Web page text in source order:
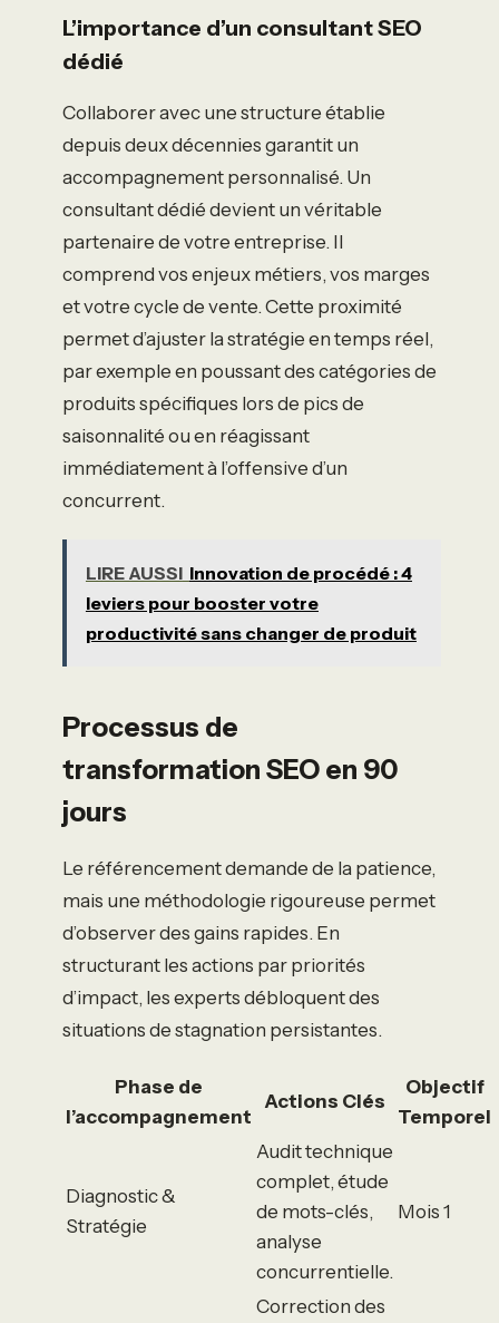
L’importance d’un consultant SEO
dédié
Collaborer avec une structure établie
depuis deux décennies garantit un
accompagnement personnalisé. Un
consultant dédié devient un véritable
partenaire de votre entreprise. Il
comprend vos enjeux métiers, vos marges
et votre cycle de vente. Cette proximité
permet d’ajuster la stratégie en temps réel,
par exemple en poussant des catégories de
produits spécifiques lors de pics de
saisonnalité ou en réagissant
immédiatement à l’offensive d’un
concurrent.
LIRE AUSSI Innovation de procédé : 4
leviers pour booster votre
productivité sans changer de produit
Processus de
transformation SEO en 90
jours
Le référencement demande de la patience,
mais une méthodologie rigoureuse permet
d’observer des gains rapides. En
structurant les actions par priorités
d’impact, les experts débloquent des
situations de stagnation persistantes.
Phase de
l’accompagnement
Actions Clés
Objectif
Temporel
Diagnostic &
Stratégie
Audit technique
complet, étude
de mots-clés,
analyse
concurrentielle.
Mois 1
Correction des